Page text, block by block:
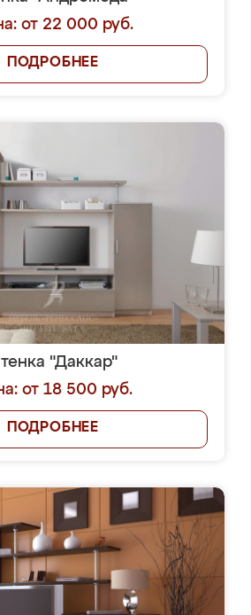
от 22 000 руб.
ПОДРОБНЕЕ
"Даккар"
от 18 500 руб.
ПОДРОБНЕЕ